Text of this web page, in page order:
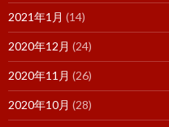
2021年1月 (14)
2020年12月 (24)
2020年11月 (26)
2020年10月 (28)